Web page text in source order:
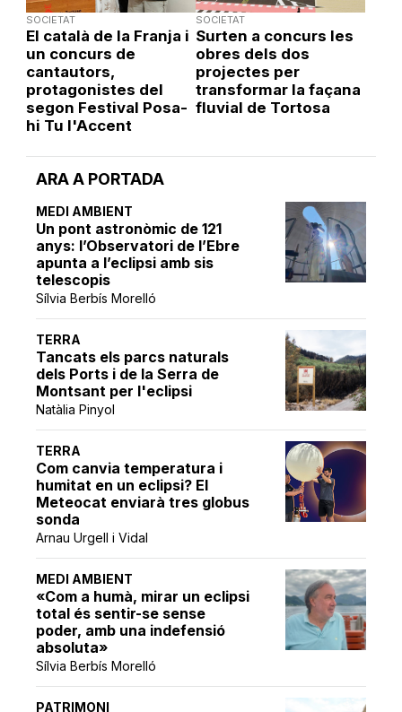
ARA A PORTADA
MEDI AMBIENT
Un pont astronòmic de 121
anys: l’Observatori de l’Ebre
apunta a l’eclipsi amb sis
telescopis
Sílvia Berbís Morelló
TERRA
Tancats els parcs naturals
dels Ports i de la Serra de
Montsant per l'eclipsi
Natàlia Pinyol
TERRA
Com canvia temperatura i
humitat en un eclipsi? El
Meteocat enviarà tres globus
sonda
Arnau Urgell i Vidal
MEDI AMBIENT
«Com a humà, mirar un eclipsi
total és sentir-se sense
poder, amb una indefensió
absoluta»
Sílvia Berbís Morelló
PATRIMONI
SOCIETAT
El català de la Franja i
un concurs de
cantautors,
protagonistes del
segon Festival Posa-
hi Tu l'Accent
SOCIETAT
Surten a concurs les
obres dels dos
projectes per
transformar la façana
fluvial de Tortosa